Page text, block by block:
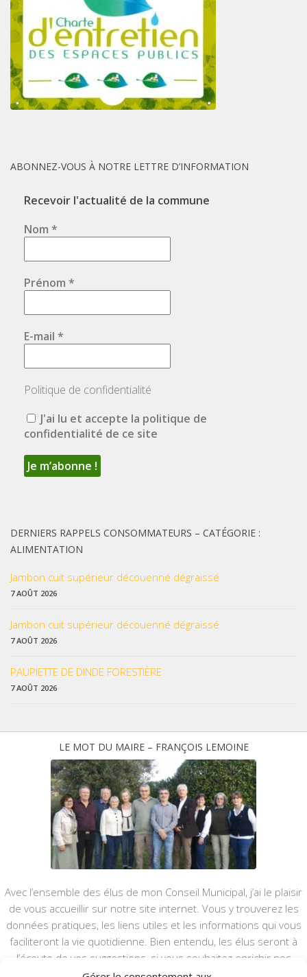
ABONNEZ-VOUS À NOTRE LETTRE D’INFORMATION
Recevoir l'actualité de la commune
Nom *
Prénom *
E-mail *
Politique de confidentialité
J'ai lu et accepte la politique de
confidentialité de ce site
DERNIERS RAPPELS CONSOMMATEURS – CATÉGORIE :
ALIMENTATION
Jambon cuit supérieur découenné dégraissé
7 AOÛT 2026
Jambon cuit supérieur découenné dégraissé
7 AOÛT 2026
PAUPIETTE DE DINDE FORESTIÈRE
7 AOÛT 2026
LE MOT DU MAIRE – FRANÇOIS LEMOINE
Avec l’ensemble des élus de mon Conseil Municipal, j’ai le plaisir
de vous accueillir sur notre site internet. Vous y trouverez les
données pratiques, les liens utiles et les informations qui vous
faciliteront la vie quotidienne. Bien entendu, les élus seront à
l’écoute de vos suggestions, si vous souhaitez enrichir nos